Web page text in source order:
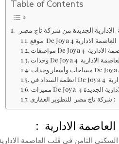
Table of Contents
شركة تاج مصر للتطوير العقارى :